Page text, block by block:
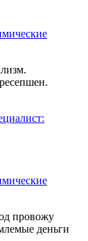
провожу
деньги